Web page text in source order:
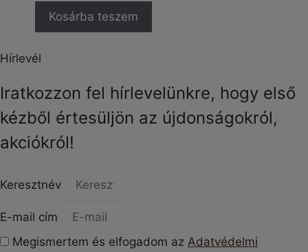
Kosárba teszem
Hírlevél
Iratkozzon fel hírlevelünkre, hogy első
kézből értesüljön az újdonságokról,
akciókról!
Keresztnév
E-mail cím
Megismertem és elfogadom az Adatvédelmi